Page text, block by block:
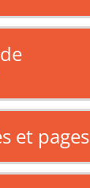
et pages